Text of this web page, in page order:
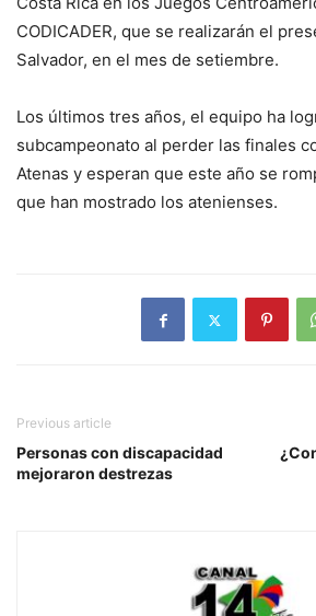
CODICADER, que se realizarán el
Salvador, en el mes de setiembre.
Los últimos tres años, el equipo ha
subcampeonato al perder las finales
Atenas y esperan que este año se
que han mostrado los atenienses.
Previous article
Personas con discapacidad
mejoraron destrezas